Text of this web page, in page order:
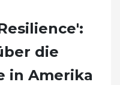
die
in Amerika